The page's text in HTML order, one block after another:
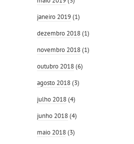
janeiro 2019(1)
dezembro 2018(1)
novembro 2018(1)
outubro 2018(6)
agosto 2018(3)
julho 2018(4)
junho 2018(4)
maio 2018(3)